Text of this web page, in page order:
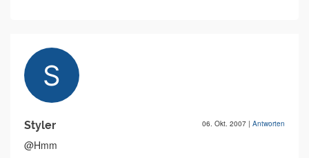
Styler 06. Okt. 2007 | Antworten
@Hmm